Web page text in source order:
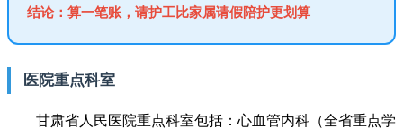
结论：算一笔账，请护工比家属请假陪护更划算
医院重点科室
甘肃省人民医院重点科室包括：心血管内科（全省重点学